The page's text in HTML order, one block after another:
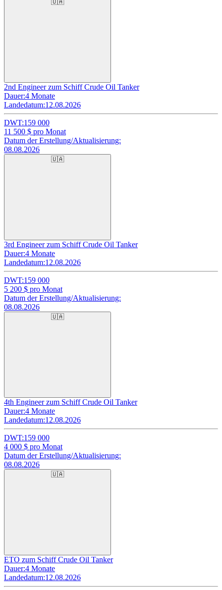
🇺🇦
2nd Engineer zum Schiff Crude Oil Tanker
Dauer:4 Monate
Landedatum:12.08.2026
DWT:159 000
11 500 $ pro Monat
Datum der Erstellung/Aktualisierung:
08.08.2026
🇺🇦
3rd Engineer zum Schiff Crude Oil Tanker
Dauer:4 Monate
Landedatum:12.08.2026
DWT:159 000
5 200 $ pro Monat
Datum der Erstellung/Aktualisierung:
08.08.2026
🇺🇦
4th Engineer zum Schiff Crude Oil Tanker
Dauer:4 Monate
Landedatum:12.08.2026
DWT:159 000
4 000 $ pro Monat
Datum der Erstellung/Aktualisierung:
08.08.2026
🇺🇦
ETO zum Schiff Crude Oil Tanker
Dauer:4 Monate
Landedatum:12.08.2026